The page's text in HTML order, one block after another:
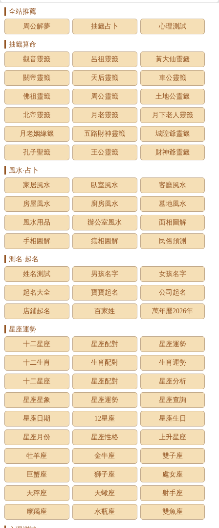
全站推薦
周公解夢
抽籤占卜 心理測試
抽籤算命
觀音靈籤
呂祖靈籤 黃大仙靈籤
關帝靈籤 天后靈籤 車公靈籤
佛祖靈籤 周公靈籤 土地公靈籤
北帝靈籤 月老靈籤 月下老人靈籤
月老姻緣籤 五路財神靈籤 城隍爺靈籤
孔子聖籤 王公靈籤 財神爺靈籤
風水·占卜
家居風水
臥室風水 客廳風水
房屋風水 廚房風水 墓地風水
風水用品 辦公室風水 面相圖解
手相圖解 痣相圖解 民俗預測
測名·起名
姓名測試
男孩名字 女孩名字
起名大全 寶寶起名 公司起名
店鋪起名 百家姓 萬年曆2026年
星座運勢
十二星座
星座配對 星座運勢
十二生肖 生肖配對 生肖運勢
十二星座 星座配對 星座分析
星座星象 星座運勢 星座查詢
星座日期 12星座 星座生日
星座月份 星座性格 上升星座
牡羊座 金牛座 雙子座
巨蟹座 獅子座 處女座
天秤座 天蠍座 射手座
摩羯座 水瓶座 雙魚座